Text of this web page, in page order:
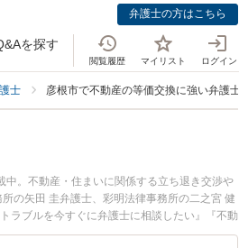
弁護士の方はこちら
を探す
閲覧履歴 マイリスト ログイン
士 彦根市で不動産の等価交換に強い弁護士
。不動産・住まいに関係する立ち退き交渉や
の矢田 圭弁護士、彩明法律事務所の二之宮 健
ラブルを今すぐに弁護士に相談したい』『不動
内の弁護士に相談予約したい』などでお困りの